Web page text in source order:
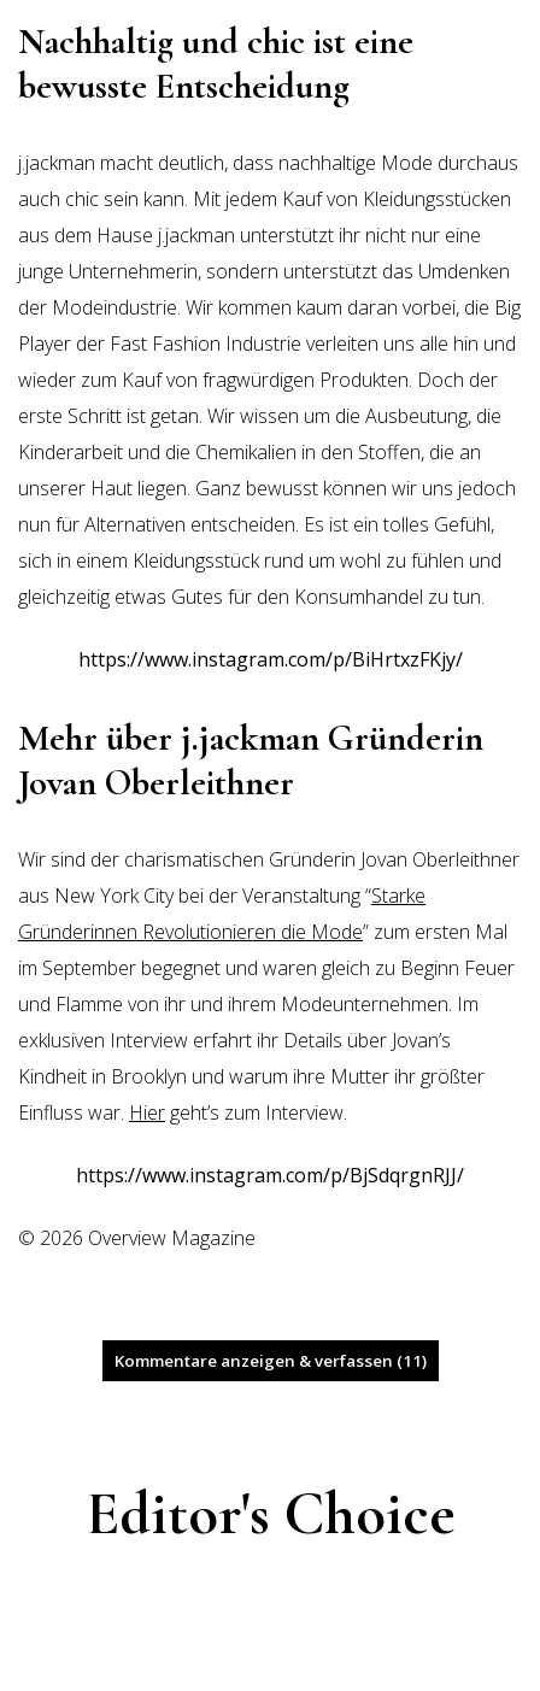
Nachhaltig und chic ist eine
bewusste Entscheidung
j.jackman macht deutlich, dass nachhaltige Mode durchaus
auch chic sein kann. Mit jedem Kauf von Kleidungsstücken
aus dem Hause j.jackman unterstützt ihr nicht nur eine
junge Unternehmerin, sondern unterstützt das Umdenken
der Modeindustrie. Wir kommen kaum daran vorbei, die Big
Player der Fast Fashion Industrie verleiten uns alle hin und
wieder zum Kauf von fragwürdigen Produkten. Doch der
erste Schritt ist getan. Wir wissen um die Ausbeutung, die
Kinderarbeit und die Chemikalien in den Stoffen, die an
unserer Haut liegen. Ganz bewusst können wir uns jedoch
nun für Alternativen entscheiden. Es ist ein tolles Gefühl,
sich in einem Kleidungsstück rund um wohl zu fühlen und
gleichzeitig etwas Gutes für den Konsumhandel zu tun.
https://www.instagram.com/p/BiHrtxzFKjy/
Mehr über j.jackman Gründerin
Jovan Oberleithner
Wir sind der charismatischen Gründerin Jovan Oberleithner
aus New York City bei der Veranstaltung “Starke
Gründerinnen Revolutionieren die Mode” zum ersten Mal
im September begegnet und waren gleich zu Beginn Feuer
und Flamme von ihr und ihrem Modeunternehmen. Im
exklusiven Interview erfahrt ihr Details über Jovan’s
Kindheit in Brooklyn und warum ihre Mutter ihr größter
Einfluss war. Hier geht’s zum Interview.
https://www.instagram.com/p/BjSdqrgnRJJ/
© 2026 Overview Magazine
Kommentare anzeigen & verfassen (11)
Editor's Choice